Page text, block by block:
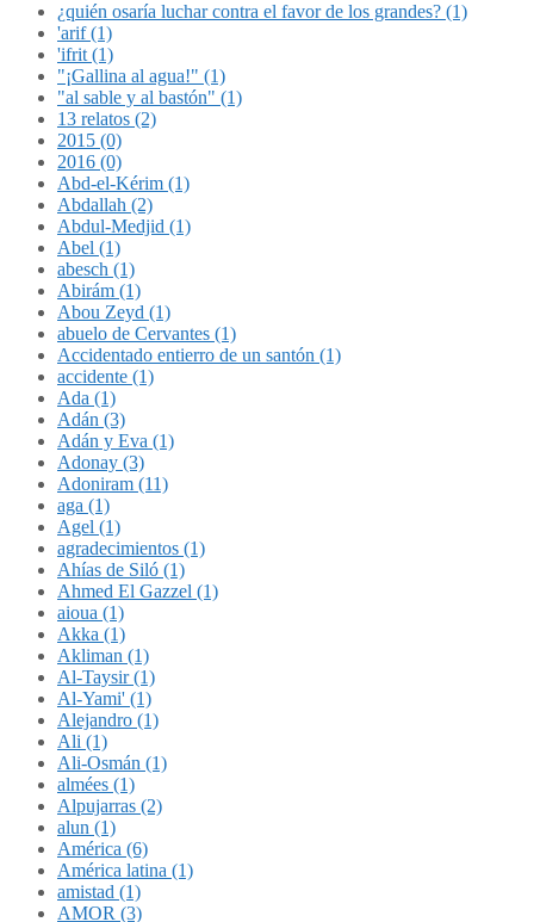
¿quién osaría luchar contra el favor de los grandes? (1)
'arif (1)
'ifrit (1)
"¡Gallina al agua!" (1)
"al sable y al bastón" (1)
13 relatos (2)
2015 (0)
2016 (0)
Abd-el-Kérim (1)
Abdallah (2)
Abdul-Medjid (1)
Abel (1)
abesch (1)
Abirám (1)
Abou Zeyd (1)
abuelo de Cervantes (1)
Accidentado entierro de un santón (1)
accidente (1)
Ada (1)
Adán (3)
Adán y Eva (1)
Adonay (3)
Adoniram (11)
aga (1)
Agel (1)
agradecimientos (1)
Ahías de Siló (1)
Ahmed El Gazzel (1)
aioua (1)
Akka (1)
Akliman (1)
Al-Taysir (1)
Al-Yami' (1)
Alejandro (1)
Ali (1)
Ali-Osmán (1)
almées (1)
Alpujarras (2)
alun (1)
América (6)
América latina (1)
amistad (1)
AMOR (3)